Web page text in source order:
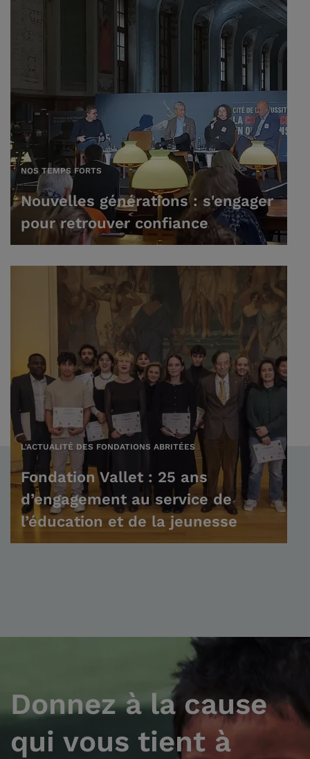
NOS TEMPS FORTS
Nouvelles générations : s'engager
pour retrouver confiance
L'ACTUALITÉ DES FONDATIONS ABRITÉES
Fondation Vallet : 25 ans
d’engagement au service de
l’éducation et de la jeunesse
Donnez à la cause
qui vous tient à